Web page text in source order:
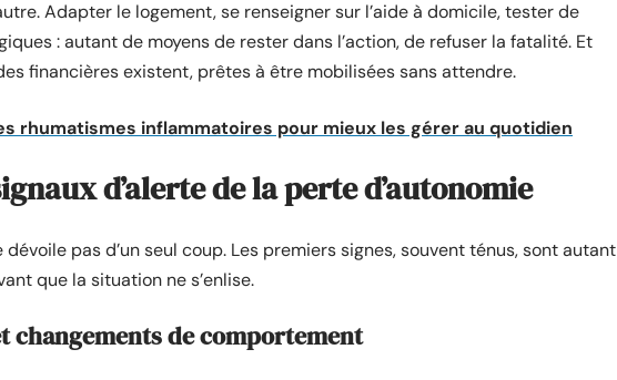
Adapter le logement, se renseigner sur l’aide à domicile, tester de
: autant de moyens de rester dans l’action, de refuser la fatalité. Et
financières existent, prêtes à être mobilisées sans attendre.
rhumatismes inflammatoires pour mieux les gérer au quotidien
d’alerte de la perte d’autonomie
dévoile pas d’un seul coup. Les premiers signes, souvent ténus, sont autant
que la situation ne s’enlise.
changements de comportement